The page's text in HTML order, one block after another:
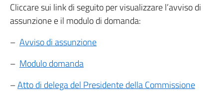
Cliccare sui link di seguito per visualizzare l’avviso di
assunzione e il modulo di domanda:
– Avviso di assunzione
– Modulo domanda
–Atto di delega del Presidente della Commissione